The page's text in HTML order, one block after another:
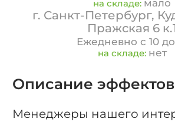
на складе: мало
г. Санкт-Петербург,
Пражская 6
Ежедневно с 10 до
на складе: нет
Описание эффектов
Менеджеры нашего